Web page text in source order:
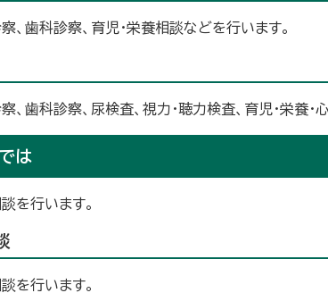
、歯科診察、育児・栄養相談などを行います。
、歯科診察、尿検査、視力・聴力検査、育児・栄養・
は
を行います。
を行います。